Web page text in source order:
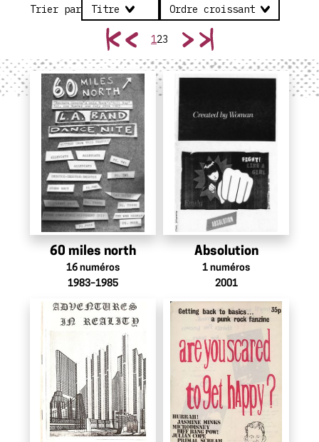
Trier par Titre Ordre croissant
123
60 miles north
16 numéros
1983–1985
Absolution
1 numéros
2001